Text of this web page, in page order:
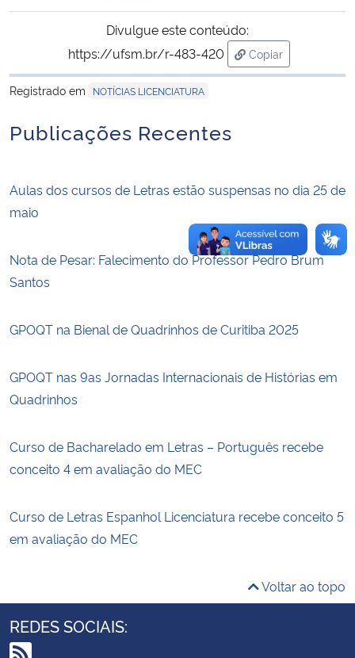
Ministério da Mulher, da Família e dos Direitos Humanos
Secretaria-Geral
Planalto
Divulgue este conteúdo:
https://ufsm.br/r-483-420
Copiar
para área de
Registrado em
NOTÍCIAS LICENCIATURA
Publicações Recentes
Aulas dos cursos de Letras estão suspensas no dia 25 de
maio
Nota de Pesar: Falecimento do Professor Pedro Brum
Santos
GPOQT na Bienal de Quadrinhos de Curitiba 2025
GPOQT nas 9as Jornadas Internacionais de Histórias em
Quadrinhos
Curso de Bacharelado em Letras – Português recebe
conceito 4 em avaliação do MEC
Curso de Letras Espanhol Licenciatura recebe conceito 5
em avaliação do MEC
Voltar ao topo
REDES SOCIAIS: